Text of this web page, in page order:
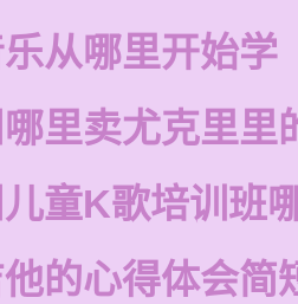
从哪里开始学
里卖尤克里里
童K歌培训班
的心得体会简